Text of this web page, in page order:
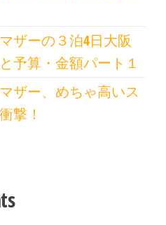
ザーの３泊4日大阪
予算・金額パート１
ザー、めちゃ高いス
撃！